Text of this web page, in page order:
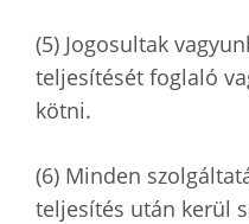
(5) Jogosultak
teljesítését foglaló
kötni.
(6) Minden
teljesítés után kerül